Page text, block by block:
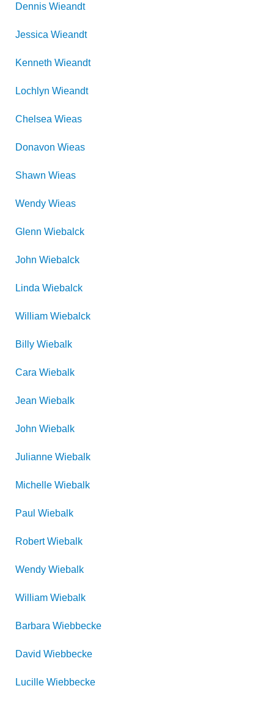
Dennis Wieandt
Jessica Wieandt
Kenneth Wieandt
Lochlyn Wieandt
Chelsea Wieas
Donavon Wieas
Shawn Wieas
Wendy Wieas
Glenn Wiebalck
John Wiebalck
Linda Wiebalck
William Wiebalck
Billy Wiebalk
Cara Wiebalk
Jean Wiebalk
John Wiebalk
Julianne Wiebalk
Michelle Wiebalk
Paul Wiebalk
Robert Wiebalk
Wendy Wiebalk
William Wiebalk
Barbara Wiebbecke
David Wiebbecke
Lucille Wiebbecke